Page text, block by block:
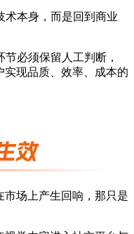
术本身，而是回到商业
必须保留人工判断，
现品质、效率、成本的
场上产生回响，那只是